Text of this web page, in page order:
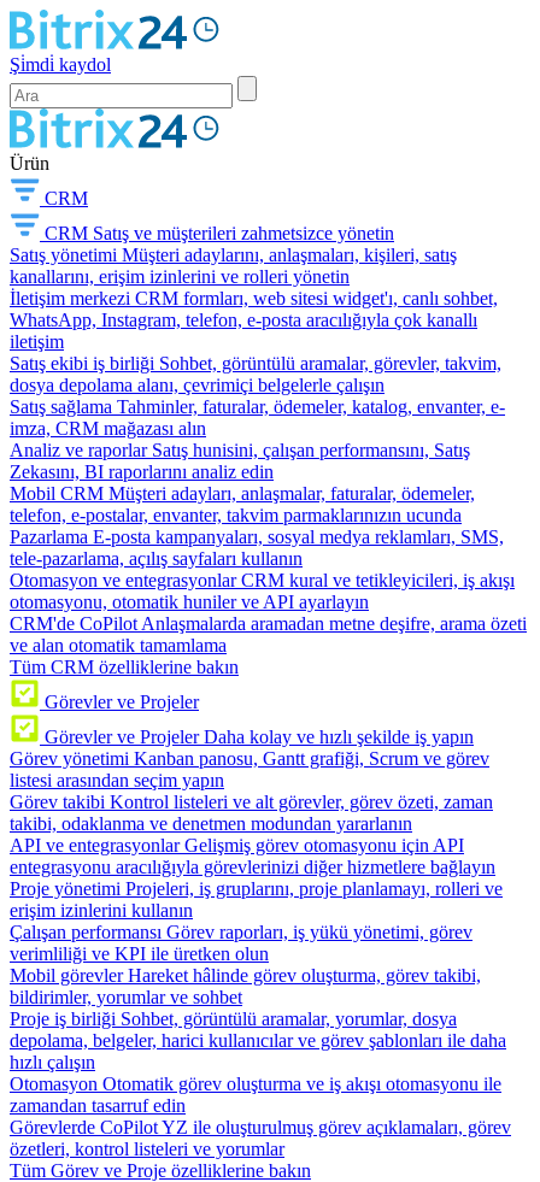
Şi̇mdi̇ kaydol
Ürün
CRM
CRM Satış ve müşterileri zahmetsizce yönetin
Satış yönetimi Müşteri adaylarını, anlaşmaları, kişileri, satış
kanallarını, erişim izinlerini ve rolleri yönetin
İletişim merkezi CRM formları, web sitesi widget'ı, canlı sohbet,
WhatsApp, Instagram, telefon, e-posta aracılığıyla çok kanallı
iletişim
Satış ekibi iş birliği Sohbet, görüntülü aramalar, görevler, takvim,
dosya depolama alanı, çevrimiçi belgelerle çalışın
Satış sağlama Tahminler, faturalar, ödemeler, katalog, envanter, e-
imza, CRM mağazası alın
Analiz ve raporlar Satış hunisini, çalışan performansını, Satış
Zekasını, BI raporlarını analiz edin
Mobil CRM Müşteri adayları, anlaşmalar, faturalar, ödemeler,
telefon, e-postalar, envanter, takvim parmaklarınızın ucunda
Pazarlama E-posta kampanyaları, sosyal medya reklamları, SMS,
tele-pazarlama, açılış sayfaları kullanın
Otomasyon ve entegrasyonlar CRM kural ve tetikleyicileri, iş akışı
otomasyonu, otomatik huniler ve API ayarlayın
CRM'de CoPilot Anlaşmalarda aramadan metne deşifre, arama özeti
ve alan otomatik tamamlama
Tüm CRM özelliklerine bakın
Görevler ve Projeler
Görevler ve Projeler Daha kolay ve hızlı şekilde iş yapın
Görev yönetimi Kanban panosu, Gantt grafiği, Scrum ve görev
listesi arasından seçim yapın
Görev takibi Kontrol listeleri ve alt görevler, görev özeti, zaman
takibi, odaklanma ve denetmen modundan yararlanın
API ve entegrasyonlar Gelişmiş görev otomasyonu için API
entegrasyonu aracılığıyla görevlerinizi diğer hizmetlere bağlayın
Proje yönetimi Projeleri, iş gruplarını, proje planlamayı, rolleri ve
erişim izinlerini kullanın
Çalışan performansı Görev raporları, iş yükü yönetimi, görev
verimliliği ve KPI ile üretken olun
Mobil görevler Hareket hâlinde görev oluşturma, görev takibi,
bildirimler, yorumlar ve sohbet
Proje iş birliği Sohbet, görüntülü aramalar, yorumlar, dosya
depolama, belgeler, harici kullanıcılar ve görev şablonları ile daha
hızlı çalışın
Otomasyon Otomatik görev oluşturma ve iş akışı otomasyonu ile
zamandan tasarruf edin
Görevlerde CoPilotYZ ile oluşturulmuş görev açıklamaları, görev
özetleri, kontrol listeleri ve yorumlar
Tüm Görev ve Proje özelliklerine bakın